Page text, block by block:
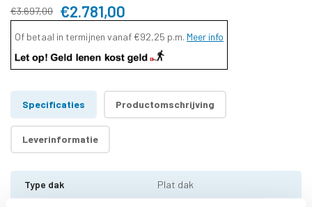
€3.697,00 €2.781,00
Of betaal in termijnen vanaf €92,25 p.m. Meer info
Specificaties Productomschrijving
Leverinformatie
Type dak Plat dak